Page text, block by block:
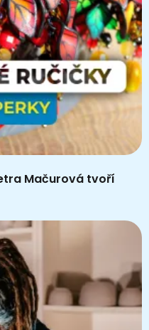
Mačurová tvoří